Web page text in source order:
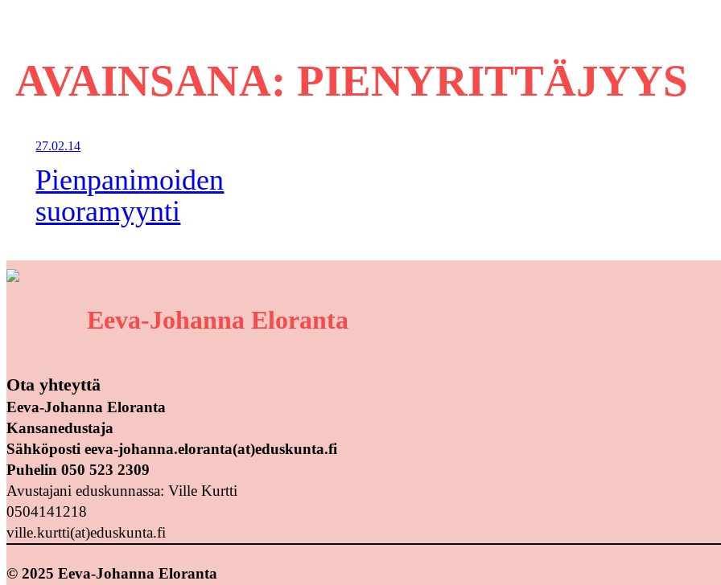
AVAINSANA: PIENYRITTÄJYYS
27.02.14
Pienpanimoiden
suoramyynti
Eeva-Johanna Eloranta
Ota yhteyttä
Eeva-Johanna Eloranta
Kansanedustaja
Sähköposti eeva-johanna.eloranta(at)eduskunta.fi
Puhelin 050 523 2309
Avustajani eduskunnassa: Ville Kurtti
0504141218
ville.kurtti(at)eduskunta.fi
© 2025 Eeva-Johanna Eloranta